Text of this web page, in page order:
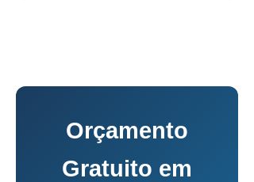
Orçamento
Gratuito em